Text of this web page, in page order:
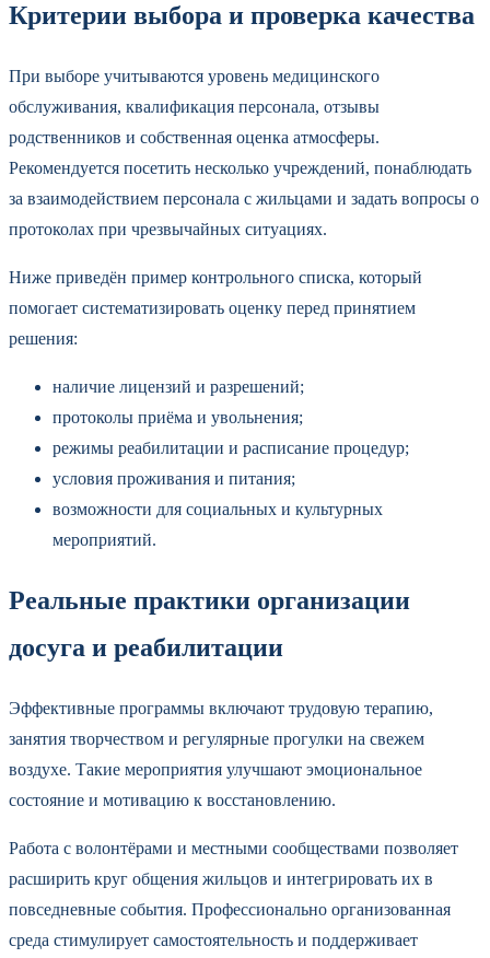
Критерии выбора и проверка качества
При выборе учитываются уровень медицинского
обслуживания, квалификация персонала, отзывы
родственников и собственная оценка атмосферы.
Рекомендуется посетить несколько учреждений, понаблюдать
за взаимодействием персонала с жильцами и задать вопросы о
протоколах при чрезвычайных ситуациях.
Ниже приведён пример контрольного списка, который
помогает систематизировать оценку перед принятием
решения:
наличие лицензий и разрешений;
протоколы приёма и увольнения;
режимы реабилитации и расписание процедур;
условия проживания и питания;
возможности для социальных и культурных
мероприятий.
Реальные практики организации
досуга и реабилитации
Эффективные программы включают трудовую терапию,
занятия творчеством и регулярные прогулки на свежем
воздухе. Такие мероприятия улучшают эмоциональное
состояние и мотивацию к восстановлению.
Работа с волонтёрами и местными сообществами позволяет
расширить круг общения жильцов и интегрировать их в
повседневные события. Профессионально организованная
среда стимулирует самостоятельность и поддерживает